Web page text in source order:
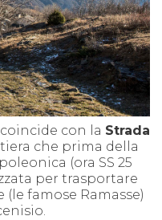
con la Strada
che prima della
(ora SS 25
per trasportare
famose Ramasse)